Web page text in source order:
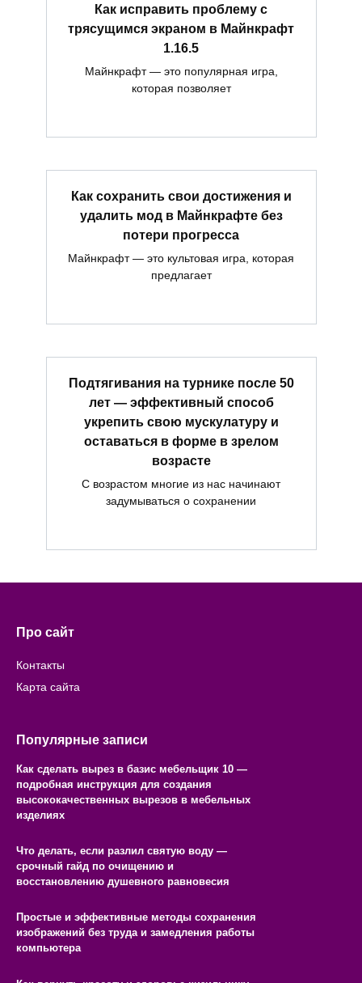
Как исправить проблему с
трясущимся экраном в Майнкрафт
1.16.5
Майнкрафт — это популярная игра,
которая позволяет
Как сохранить свои достижения и
удалить мод в Майнкрафте без
потери прогресса
Майнкрафт — это культовая игра, которая
предлагает
Подтягивания на турнике после 50
лет — эффективный способ
укрепить свою мускулатуру и
оставаться в форме в зрелом
возрасте
С возрастом многие из нас начинают
задумываться о сохранении
Про сайт
Контакты
Карта сайта
Популярные записи
Как сделать вырез в базис мебельщик 10 —
подробная инструкция для создания
высококачественных вырезов в мебельных
изделиях
Что делать, если разлил святую воду —
срочный гайд по очищению и
восстановлению душевного равновесия
Простые и эффективные методы сохранения
изображений без труда и замедления работы
компьютера